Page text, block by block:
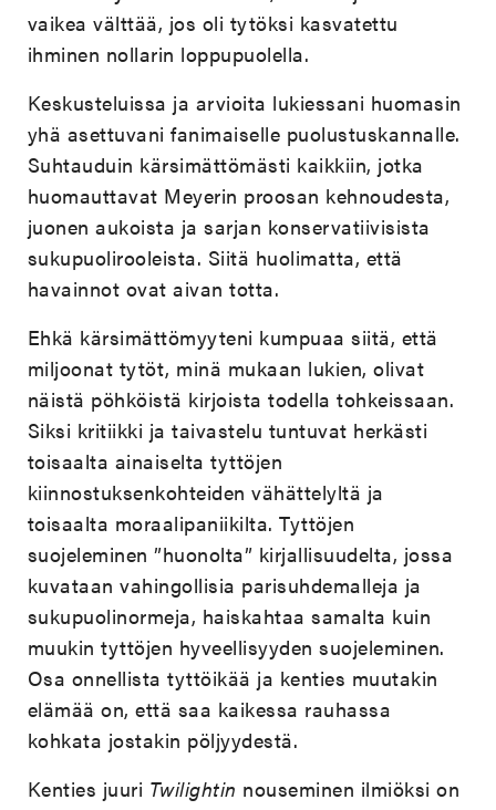
vaikea välttää, jos oli tytöksi kasvatettu
ihminen nollarin loppupuolella.
Keskusteluissa ja arvioita lukiessani huomasin
yhä asettuvani fanimaiselle puolustuskannalle.
Suhtauduin kärsimättömästi kaikkiin, jotka
huomauttavat Meyerin proosan kehnoudesta,
juonen aukoista ja sarjan konservatiivisista
sukupuolirooleista. Siitä huolimatta, että
havainnot ovat aivan totta.
Ehkä kärsimättömyyteni kumpuaa siitä, että
miljoonat tytöt, minä mukaan lukien, olivat
näistä pöhköistä kirjoista todella tohkeissaan.
Siksi kritiikki ja taivastelu tuntuvat herkästi
toisaalta ainaiselta tyttöjen
kiinnostuksenkohteiden vähättelyltä ja
toisaalta moraalipaniikilta. Tyttöjen
suojeleminen ”huonolta” kirjallisuudelta, jossa
kuvataan vahingollisia parisuhdemalleja ja
sukupuolinormeja, haiskahtaa samalta kuin
muukin tyttöjen hyveellisyyden suojeleminen.
Osa onnellista tyttöikää ja kenties muutakin
elämää on, että saa kaikessa rauhassa
kohkata jostakin pöljyydestä.
Kenties juuri Twilightin nouseminen ilmiöksi on